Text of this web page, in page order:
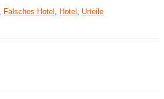
Falsches Hotel Hotel Urteile